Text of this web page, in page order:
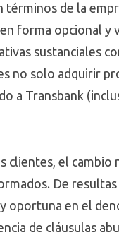
términos de la
forma opcional
sustanciales
no solo adquirir
a Transbank
clientes, el
De
oportuna en el
de cláusulas